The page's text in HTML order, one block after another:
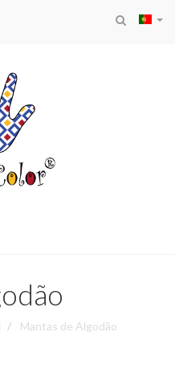
Mantas de Algodão